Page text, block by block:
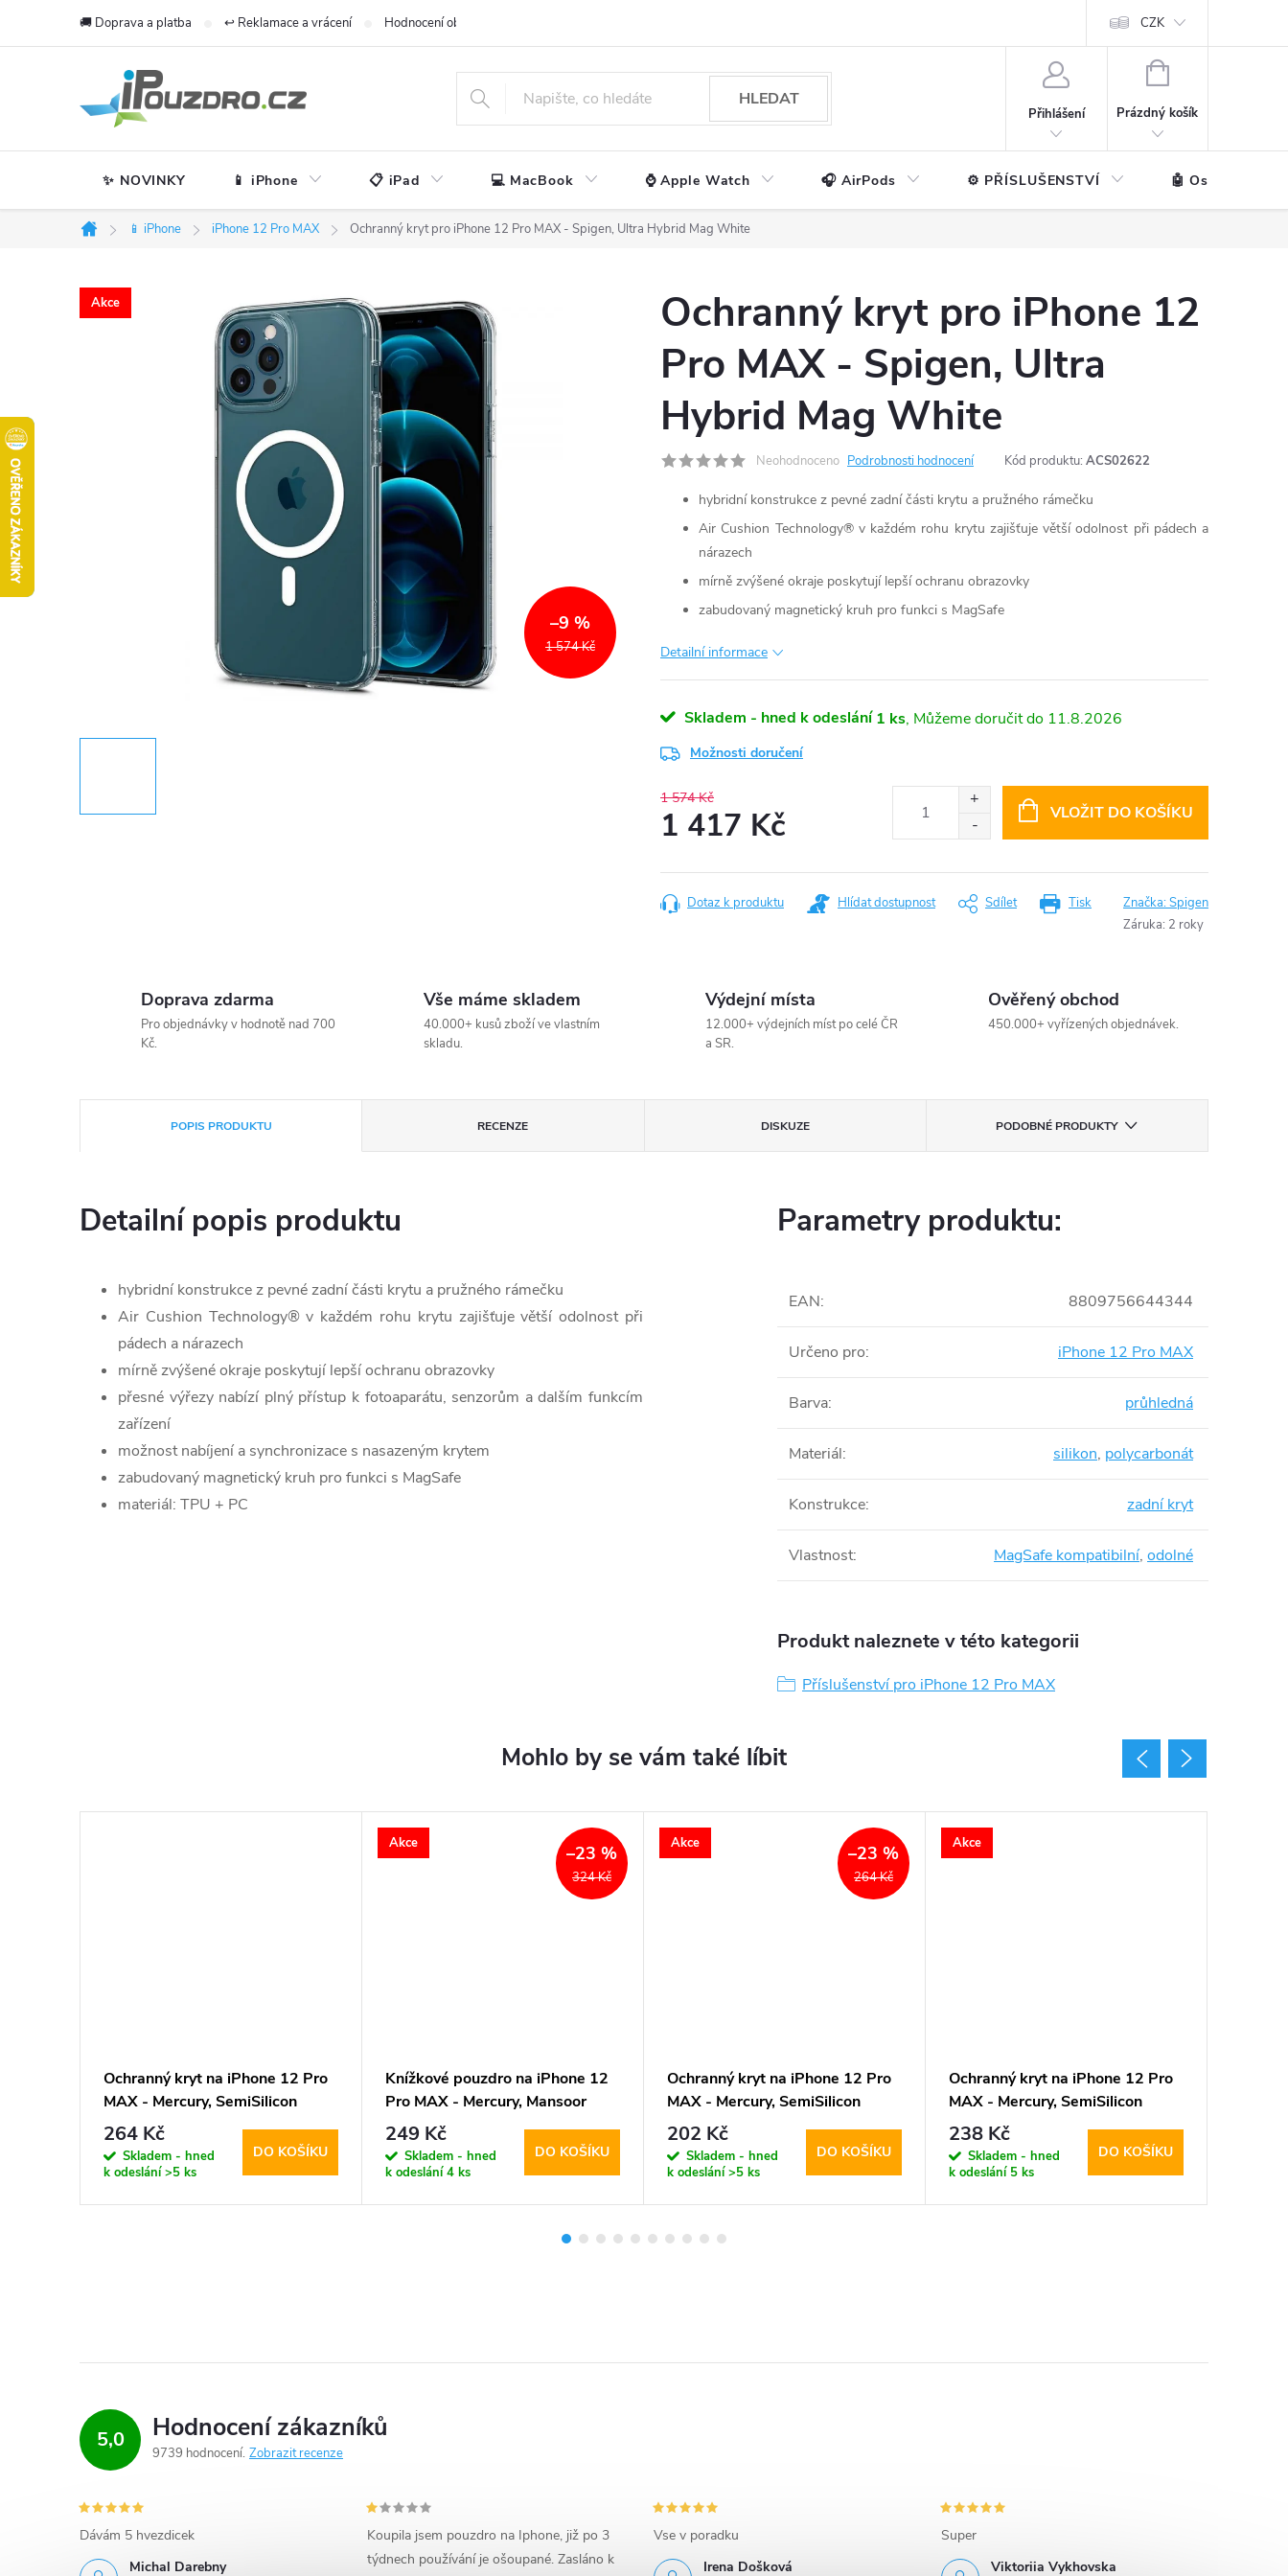
🚚 Doprava a platba ↩️ Reklamace a vrácení Hodnocení obchodu CZK
HLEDAT
Přihlášení
NÁKUPNÍ
Prázdný košík
✨ NOVINKY 📱 iPhone 📋 iPad 💻 MacBook ⌚ Apple Watch 🎧 AirPods ⚙️ PŘÍSLUŠENSTVÍ 🤖 Ostatní
Domů
📱 iPhone iPhone 12 Pro MAX Ochranný kryt pro iPhone 12 Pro MAX - Spigen, Ultra Hybrid Mag White
Akce
1 574 Kč
–9 %
Ochranný kryt pro iPhone 12
Pro MAX - Spigen, Ultra
Hybrid Mag White
Neohodnoceno Podrobnosti hodnocení Kód produktu: ACS02622
hybridní konstrukce z pevné zadní části krytu a pružného rámečku
Air Cushion Technology® v každém rohu krytu zajišťuje větší odolnost při pádech a
nárazech
mírně zvýšené okraje poskytují lepší ochranu obrazovky
zabudovaný magnetický kruh pro funkci s MagSafe
Detailní informace
Skladem - hned k odeslání 1 ks 11.8.2026
Možnosti doručení
1 574 Kč
1 417 Kč
cena:
VLOŽIT DO KOŠÍKU
Tisk
Dotaz k produktu Hlídat dostupnost Sdílet Značka:Spigen
Záruka: 2 roky
Doprava zdarma
Pro objednávky v hodnotě nad 700
Kč.
Vše máme skladem
40.000+ kusů zboží ve vlastním
skladu.
Výdejní místa
12.000+ výdejních míst po celé ČR
a SR.
Ověřený obchod
450.000+ vyřízených objednávek.
POPIS PRODUKTU RECENZE DISKUZE PODOBNÉ PRODUKTY
Detailní popis produktu
hybridní konstrukce z pevné zadní části krytu a pružného rámečku
Air Cushion Technology® v každém rohu krytu zajišťuje větší odolnost při
pádech a nárazech
mírně zvýšené okraje poskytují lepší ochranu obrazovky
přesné výřezy nabízí plný přístup k fotoaparátu, senzorům a dalším funkcím
zařízení
možnost nabíjení a synchronizace s nasazeným krytem
zabudovaný magnetický kruh pro funkci s MagSafe
materiál: TPU + PC
Parametry produktu:
EAN: 8809756644344
Určeno pro: iPhone 12 Pro MAX
Barva: průhledná
Materiál: silikon, polycarbonát
Konstrukce: zadní kryt
Vlastnost: MagSafe kompatibilní, odolné
Produkt naleznete v této kategorii
Příslušenství pro iPhone 12 Pro MAX
Ochranný kryt na iPhone 12 Pro
MAX - Mercury, SemiSilicon
MagSafe Black
264 Kč
Skladem - hned
k odeslání>5 ks
DO KOŠÍKU
Akce
324 Kč
–23 %
Knížkové pouzdro na iPhone 12
Pro MAX - Mercury, Mansoor
Diary Navy
249 Kč
Skladem - hned
k odeslání4 ks
DO KOŠÍKU
Akce
264 Kč
–23 %
Ochranný kryt na iPhone 12 Pro
MAX - Mercury, SemiSilicon
MagSafe Stone
202 Kč
Skladem - hned
k odeslání>5 ks
DO KOŠÍKU
Akce
Ochranný kryt na iPhone 12 Pro
MAX - Mercury, SemiSilicon
MagSafe Purple
238 Kč
Skladem - hned
k odeslání 5 ks
DO KOŠÍKU
5,0 Hodnocení zákazníků
9739 hodnocení Zobrazit recenze
Michal Darebny
Dávám 5 hvezdicek
Koupila jsem pouzdro na Iphone, již po 3
týdnech používání je ošoupané. Zasláno k
Irena Došková
Vse v poradku
Viktoriia Vykhovska
Super